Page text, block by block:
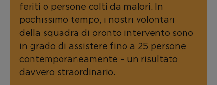
feriti o persone colti da malori. In
pochissimo tempo, i nostri volontari
della squadra di pronto intervento sono
in grado di assistere fino a 25 persone
contemporaneamente – un risultato
davvero straordinario.